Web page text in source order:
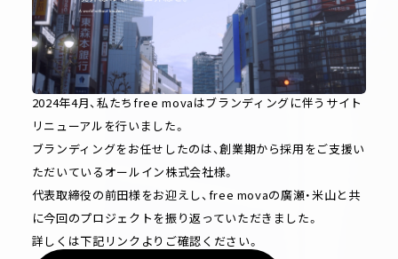
2024年4月、私たちfree movaはブランディングに伴うサイト
リニューアルを行いました。
ブランディングをお任せしたのは、創業期から採用をご支援い
ただいているオールイン株式会社様。
代表取締役の前田様をお迎えし、free movaの廣瀬・米山と共
に今回のプロジェクトを振り返っていただきました。
詳しくは下記リンクよりご確認ください。